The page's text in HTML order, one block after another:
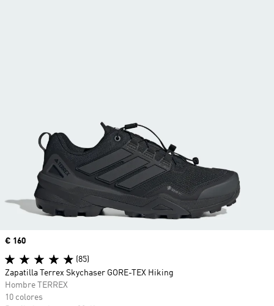
Precio
€ 160
(85)
Zapatilla Terrex Skychaser GORE-TEX Hiking
Hombre TERREX
10 colores